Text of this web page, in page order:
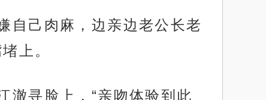
自己肉麻，边亲边老公长老
上。
澈寻脸上，“亲吻体验到此